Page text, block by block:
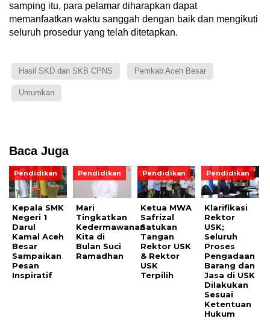
samping itu, para pelamar diharapkan dapat
memanfaatkan waktu sanggah dengan baik dan mengikuti
seluruh prosedur yang telah ditetapkan.
Hasil SKD dan SKB CPNS Pemkab Aceh Besar
Umumkan
Baca Juga
Pendidikan
Kepala SMK
Negeri 1
Darul
Kamal Aceh
Besar
Sampaikan
Pesan
Inspiratif
Pendidikan
Mari
Tingkatkan
Kedermawanan
Kita di
Bulan Suci
Ramadhan
Pendidikan
Ketua MWA
Safrizal
Satukan
Tangan
Rektor USK
& Rektor
USK
Terpilih
Pendidikan
Klarifikasi
Rektor
USK;
Seluruh
Proses
Pengadaan
Barang dan
Jasa di USK
Dilakukan
Sesuai
Ketentuan
Hukum